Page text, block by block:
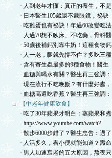
· 人到老年才懂：真正的養生，不是
· 日本醫生105歲還不戴眼鏡，祕訣
· 吃雞蛋也有祕訣！年過60改變吃法
· 人過70想不臥床、不吃藥，骨科醫
· 50歲後補鈣別靠牛奶！這種食物鈣
· 人一老，腿就先撐不住？多吃三種
· 含有寄生蟲最多的9種食物！醫生
· 血糖與喝水有關？醫生再三強調：
· 現在流行不吃晚飯？有什麼好處，
· 血糖高還吃香蕉？醫生再三強調：
【中老年健康飲食】
· 吃了30年蘋果才明白：蒸蘋果和煮
· https://www.youtube.com/watch?
· 散步6000步錯了？醫生忠告：過了
· 人活多久，看小便就能知道？壽命
· 男人加速衰老的五大原因，熬夜只